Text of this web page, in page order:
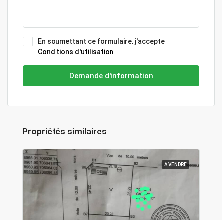
En soumettant ce formulaire, j'accepte
Conditions d'utilisation
Demande d'information
Propriétés similaires
A VENDRE